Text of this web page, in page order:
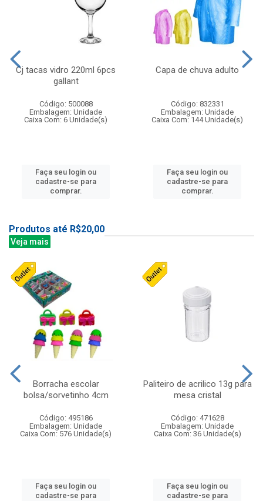
Cj tacas vidro 220ml 6pcs
gallant
Código: 500088
Embalagem: Unidade
Caixa Com: 6 Unidade(s)
Faça seu login ou
cadastre-se para
comprar.
Capa de chuva adulto
Código: 832331
Embalagem: Unidade
Caixa Com: 144 Unidade(s)
Faça seu login ou
cadastre-se para
comprar.
Produtos até R$20,00
Veja mais
Borracha escolar
bolsa/sorvetinho 4cm
Código: 495186
Embalagem: Unidade
Caixa Com: 576 Unidade(s)
Faça seu login ou
cadastre-se para
Paliteiro de acrilico 13g para
mesa cristal
Código: 471628
Embalagem: Unidade
Caixa Com: 36 Unidade(s)
Faça seu login ou
cadastre-se para